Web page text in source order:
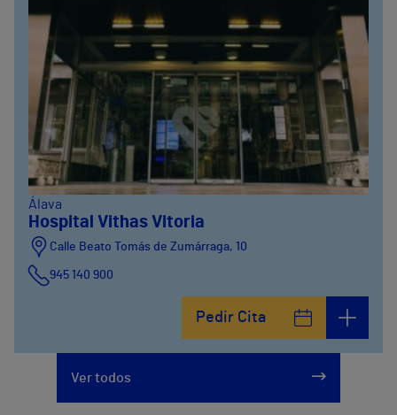
Álava
Hospital Vithas Vitoria
Calle Beato Tomás de Zumárraga, 10
945 140 900
Pedir Cita
Ver todos